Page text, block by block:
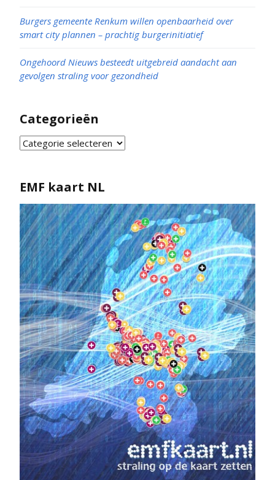
Burgers gemeente Renkum willen openbaarheid over
smart city plannen – prachtig burgerinitiatief
Ongehoord Nieuws besteedt uitgebreid aandacht aan
gevolgen straling voor gezondheid
Categorieën
EMF kaart NL